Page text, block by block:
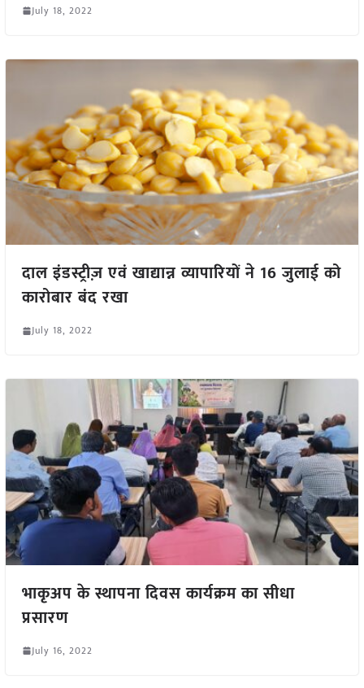
July 18, 2022
दाल इंडस्ट्रीज़ एवं खाद्यान्न व्यापारियों ने 16 जुलाई को
कारोबार बंद रखा
July 18, 2022
भाकृअप के स्थापना दिवस कार्यक्रम का सीधा
प्रसारण
July 16, 2022